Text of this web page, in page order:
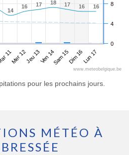
14
14
16
16 17
17 18
18 17
17 16
16 16
16
11Mer 12Jeu 13Ven 14Sam 15Dim 16Lun 17
0
4
8
www.meteobelgique.be
pour les prochains jours.
MÉTÉO À